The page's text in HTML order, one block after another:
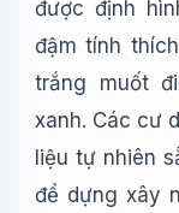
được định
đậm tính
trắng muốt
xanh. Các cư
liệu tự nhiên
để dựng xây